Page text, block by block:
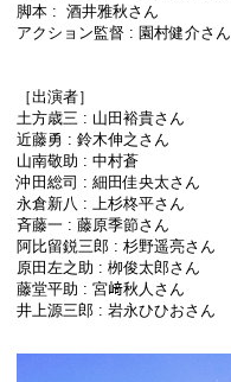
脚本 : 酒井雅秋さん
アクション監督 : 園村健介さん
［出演者］
土方歳三 : 山田裕貴さん
近藤勇 : 鈴木伸之さん
山南敬助 : 中村蒼
沖田総司 : 細田佳央太さん
永倉新八 : 上杉柊平さん
斉藤一 : 藤原季節さん
阿比留鋭三郎 : 杉野遥亮さん
原田左之助 : 栁俊太郎さん
藤堂平助 : 宮﨑秋人さん
井上源三郎 : 岩永ひひおさん